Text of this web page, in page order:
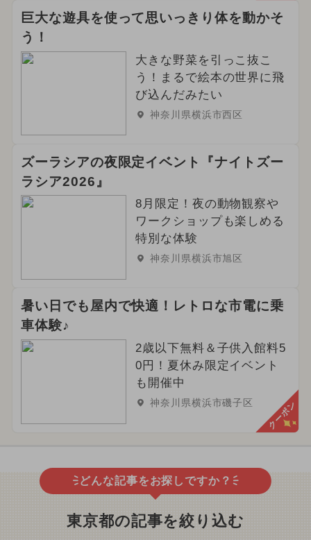
巨大な遊具を使って思いっきり体を動かそ
う！
大きな野菜を引っこ抜こ
う！まるで絵本の世界に飛
び込んだみたい
神奈川県横浜市西区
ズーラシアの夜限定イベント『ナイトズー
ラシア2026』
8月限定！夜の動物観察や
ワークショップも楽しめる
特別な体験
神奈川県横浜市旭区
暑い日でも屋内で快適！レトロな市電に乗
車体験♪
2歳以下無料＆子供入館料5
0円！夏休み限定イベント
も開催中
神奈川県横浜市磯子区 クーポン
どんな記事をお探しですか？
東京都の記事を絞り込む